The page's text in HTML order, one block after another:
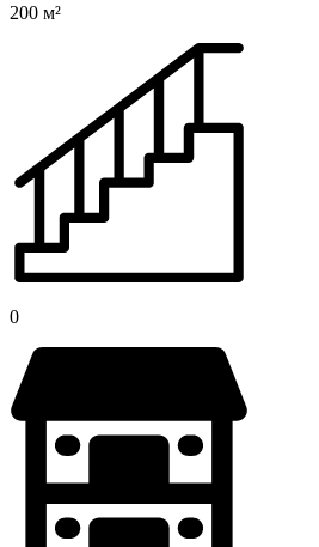
200 м²
0